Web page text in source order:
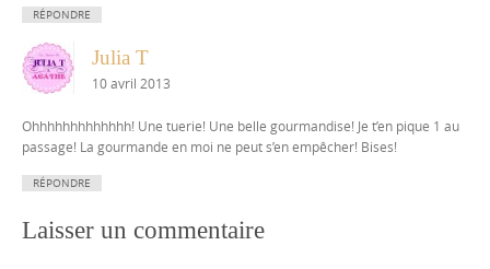
RÉPONDRE
Julia T
10 avril 2013
Ohhhhhhhhhhhhh! Une tuerie! Une belle gourmandise! Je t’en pique 1 au
passage! La gourmande en moi ne peut s’en empêcher! Bises!
RÉPONDRE
Laisser un commentaire